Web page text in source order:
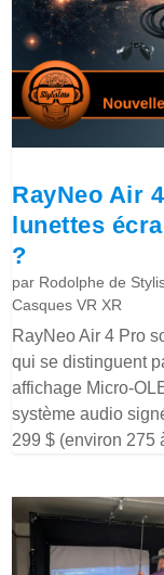
RayNeo Air
lunettes
?
par Rodolphe de
Casques VR XR
RayNeo Air 4 Pro
qui se distinguent
affichage Micro-
système audio
299 $ (environ 275